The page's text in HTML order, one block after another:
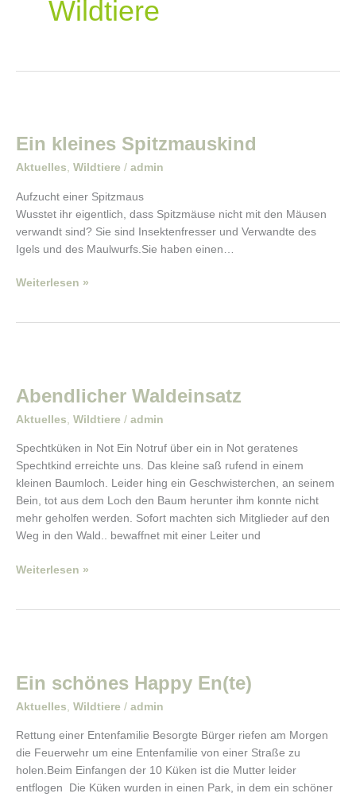
Wildtiere
Ein kleines Spitzmauskind
Aktuelles, Wildtiere / admin
Aufzucht einer Spitzmaus
Wusstet ihr eigentlich, dass Spitzmäuse nicht mit den Mäusen
verwandt sind? Sie sind Insektenfresser und Verwandte des
Igels und des Maulwurfs.Sie haben einen…
Spitzmauskind
Weiterlesen »
Abendlicher Waldeinsatz
Aktuelles Wildtiere / admin
Spechtküken in Not Ein Notruf über ein in Not geratenes
Spechtkind erreichte uns. Das kleine saß rufend in einem
kleinen Baumloch. Leider hing ein Geschwisterchen, an seinem
Bein, tot aus dem Loch den Baum herunter ihm konnte nicht
mehr geholfen werden. Sofort machten sich Mitglieder auf den
Weg in den Wald.. bewaffnet mit einer Leiter und
Weiterlesen »
Ein schönes Happy En(te)
Aktuelles Wildtiere / admin
Rettung einer Entenfamilie Besorgte Bürger riefen am Morgen
die Feuerwehr um eine Entenfamilie von einer Straße zu
holen.Beim Einfangen der 10 Küken ist die Mutter leider
entflogen Die Küken wurden in einen Park, in dem ein schöner
Happy